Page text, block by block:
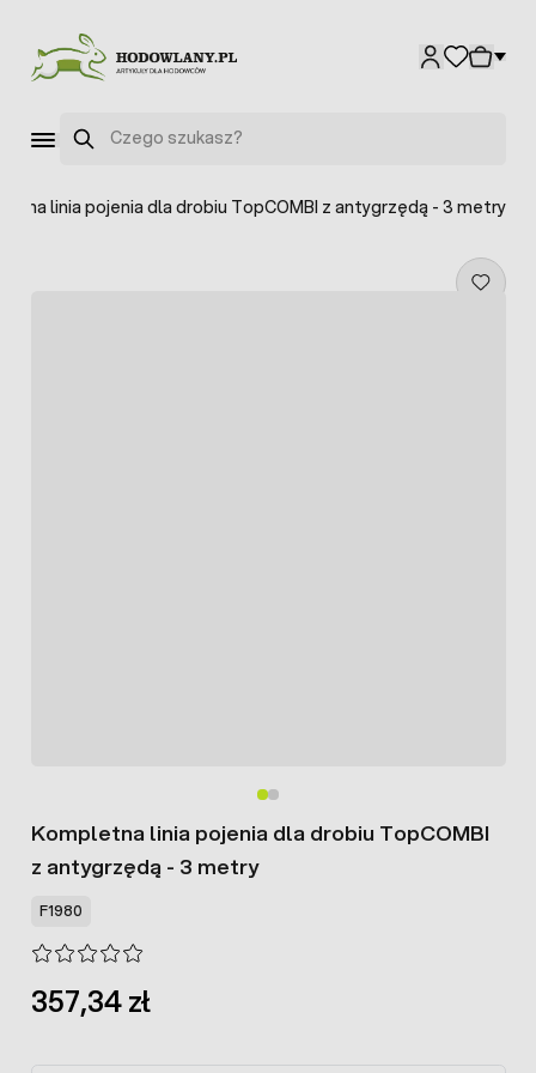
Szukaj
linia pojenia dla drobiu TopCOMBI z antygrzędą - 3 metry
Kompletna linia pojenia dla drobiu TopCOMBI
z antygrzędą - 3 metry
F1980
357,34 zł